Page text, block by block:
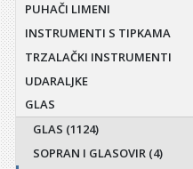
PUHAČI LIMENI
INSTRUMENTI S TIPKAMA
TRZALAČKI INSTRUMENTI
UDARALJKE
GLAS
GLAS (1124)
SOPRAN I GLASOVIR (4)